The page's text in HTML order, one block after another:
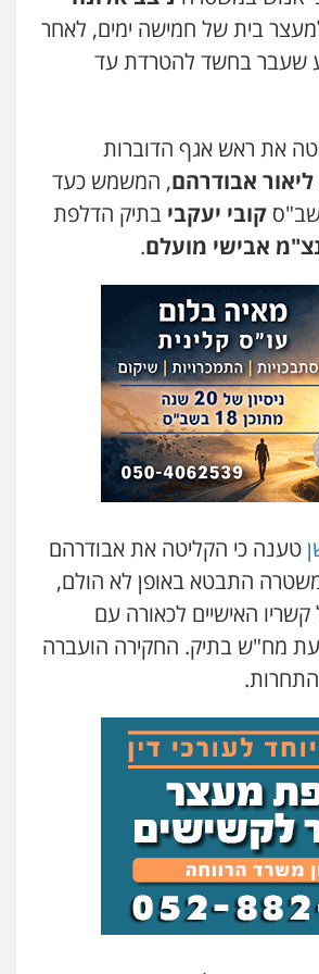
אפרים משרד עורכי דין
בית של חמישה ימים, לאחר
שעבר בחשד להטרדת עד
את ראש אגף הדוברות
אבודרהם, המשמש כעד
שב"ס קובי יעקבי בתיק הדלפת
אבישי מועלם.
טענה כי הקליטה את אבודרהם
התבטא באופן לא הולם,
האישיים לכאורה עם
מח"ש בתיק. החקירה הועברה